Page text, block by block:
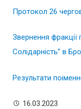
Протокол 26
Звернення фракції
Солідарність” в
Результати
16.03.2023